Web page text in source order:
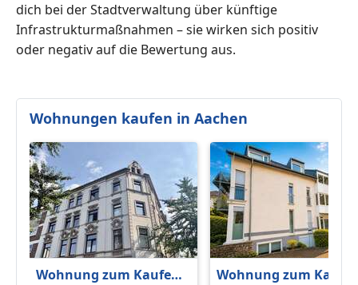
dich bei der Stadtverwaltung über künftige
Infrastrukturmaßnahmen – sie wirken sich positiv
oder negativ auf die Bewertung aus.
Wohnungen kaufen in Aachen
Wohnung zum Kaufen
Wohnung zum